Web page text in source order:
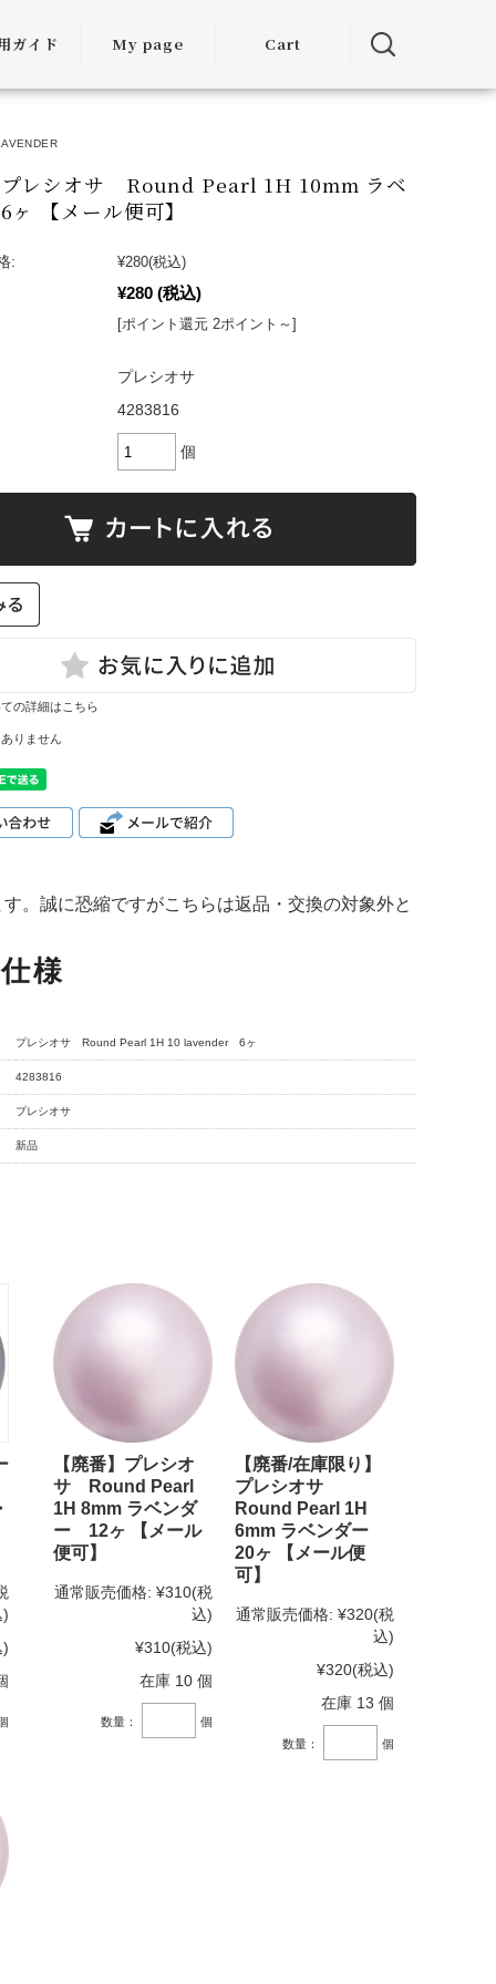
ガイド
ガイド
届けに
ついて
法につい
て
クアッ
て
表
My page Cart
プレシオサ Round Pearl 1H 10mm ラベ
【メール便可】
: ¥280(税込)
¥280 (税込)
[ポイント還元 2ポイント～]
プレシオサ
4283816
個
の詳細はこちら
りません
。誠に恐縮ですがこちらは返品・交換の対象外と
様
プレシオサ Round Pearl 1H 10 lavender 6ヶ
4283816
プレシオサ
新品
)
)
【廃番】プレシオ
サ Round Pearl
1H 8mm ラベンダ
ー 12ヶ 【メール
便可】
通常販売価格: ¥310(税
込)
¥310(税込)
在庫 10 個
数量： 個
【廃番/在庫限り】
プレシオサ
Round Pearl 1H
6mm ラベンダー
20ヶ 【メール便
可】
通常販売価格: ¥320(税
込)
¥320(税込)
在庫 13 個
数量： 個